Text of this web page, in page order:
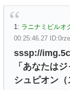
1: ラニナミビルオ
00:25:46.27
sssp://
「あなたは
シュピオン（